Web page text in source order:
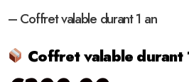
– Coffret valable durant 1 an
Coffret valable durant